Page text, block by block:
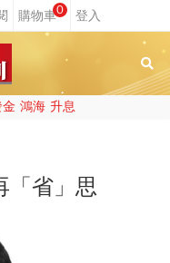
0
金 鴻海 升息
「省」思